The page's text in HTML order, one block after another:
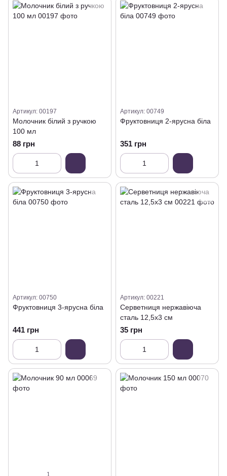
Артикул: 00197
Молочник білий з ручкою
100 мл
88 грн
Артикул: 00749
Фруктовниця 2-ярусна біла
351 грн
Артикул: 00750
Фруктовниця 3-ярусна біла
441 грн
Артикул: 00221
Серветниця нержавіюча
сталь 12,5х3 см
35 грн
1